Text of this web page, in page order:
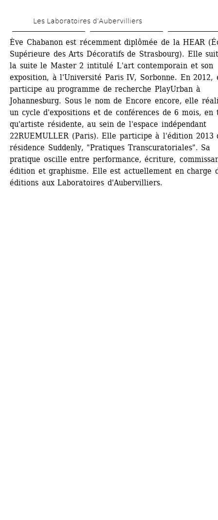
to
main
content
Les Laboratoires d’Aubervilliers
Ève Chabanon est récemment diplômée de la HEAR
Supérieure des Arts Décoratifs de Strasbourg). Elle
la suite le Master 2 intitulé L'art contemporain et son
exposition, à l'Université Paris IV, Sorbonne. En 2012,
participe au programme de recherche PlayUrban à
Johannesburg. Sous le nom de Encore encore, elle
un cycle d'expositions et de conférences de 6 mois, en
qu'artiste résidente, au sein de l'espace indépendant
22RUEMULLER (Paris). Elle participe à l'édition 2013
résidence Suddenly, "Pratiques Transcuratoriales". Sa
pratique oscille entre performance, écriture,
édition et graphisme. Elle est actuellement en charge
éditions aux Laboratoires d'Aubervilliers.